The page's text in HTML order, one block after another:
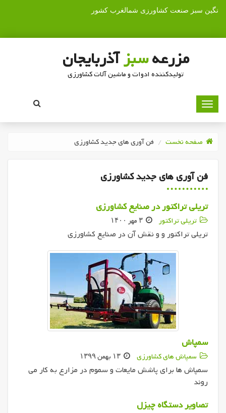
نگین سبز صنعت کشاورزی شمالغرب کشور
مزرعهسبزآذربایجان
تولیدکننده ادوات و ماشین آلات کشاورزی
صفحه نخست فن آوری های جدید کشاورزی
فن آوری های جدید کشاورزی
تریلی تراکتور در صنایع کشاورزی
تریلی تراکتور
تریلی تراکتور و و نقش آن در صنایع کشاورزی
سمپاش
سمپاش های کشاورزی
سمپاش ها برای پاشش مایعات و سموم در مزارع به کار می
روند
تصاویر دستگاه چیزل